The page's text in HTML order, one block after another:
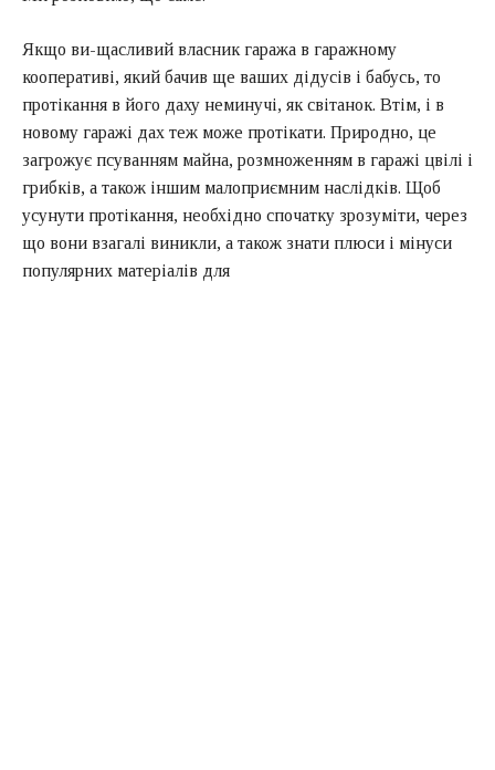
Якщо ви-щасливий власник гаража в гаражному
кооперативі, який бачив ще ваших дідусів і бабусь, то
протікання в його даху неминучі, як світанок. Втім, і в
новому гаражі дах теж може протікати. Природно, це
загрожує псуванням майна, розмноженням в гаражі цвілі і
грибків, а також іншим малоприємним наслідків. Щоб
усунути протікання, необхідно спочатку зрозуміти, через
що вони взагалі виникли, а також знати плюси і мінуси
популярних матеріалів для